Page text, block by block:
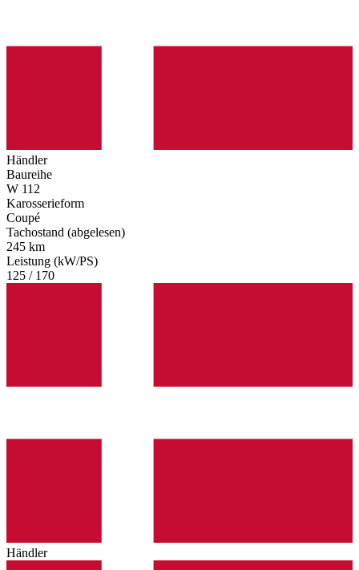
Händler
Baureihe
W 112
Karosserieform
Coupé
Tachostand (abgelesen)
245 km
Leistung (kW/PS)
125 / 170
Händler